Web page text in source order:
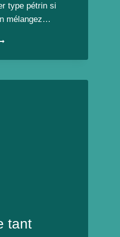
type pétrin si
mélangez…
tant